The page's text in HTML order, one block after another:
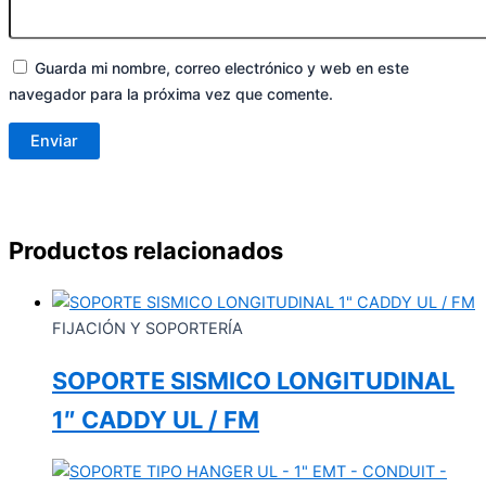
Guarda mi nombre, correo electrónico y web en este
navegador para la próxima vez que comente.
Productos relacionados
FIJACIÓN Y SOPORTERÍA
SOPORTE SISMICO LONGITUDINAL
1″ CADDY UL / FM